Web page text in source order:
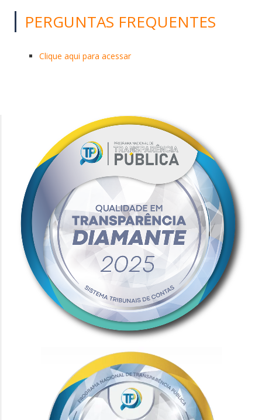
PERGUNTAS FREQUENTES
Clique aqui para acessar